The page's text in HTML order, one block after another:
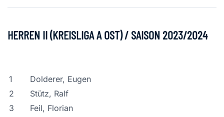
HERREN II (KREISLIGA A OST) / SAISON 2023/2024
1
Dolderer, Eugen
2
Stütz, Ralf
3
Feil, Florian